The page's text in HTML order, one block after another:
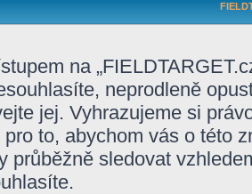
na
neprodleně
jej. Vyhrazujeme si
pro to, abychom vás o této
průběžně sledovat